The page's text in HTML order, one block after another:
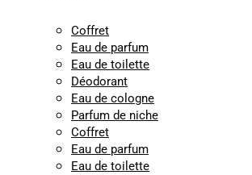
Coffret
Eau de parfum
Eau de toilette
Déodorant
Eau de cologne
Parfum de niche
Coffret
Eau de parfum
Eau de toilette